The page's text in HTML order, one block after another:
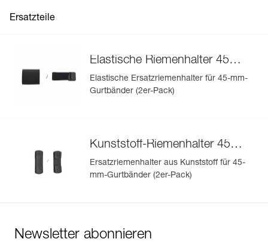
Ersatzteile
Elastische Riemenhalter 45
mm
Elastische Ersatzriemenhalter für 45-mm-
Gurtbänder (2er-Pack)
Kunststoff-Riemenhalter 45
mm
Ersatzriemenhalter aus Kunststoff für 45-
mm-Gurtbänder (2er-Pack)
Newsletter abonnieren